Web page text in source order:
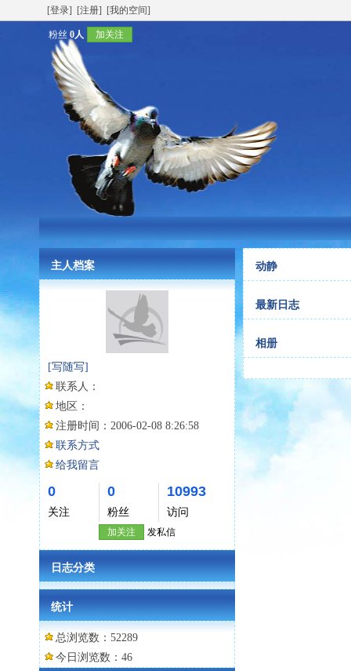
[登录] [注册] [我的空间]
粉丝 0人 加关注
主人档案
[写随写]
联系人：
地区：
注册时间： 2006-02-08 8:26:58
联系方式
给我留言
0
关注
0
粉丝
10993
访问
加关注 发私信
日志分类
统计
总浏览数：52289
今日浏览数：46
动静
最新日志
相册